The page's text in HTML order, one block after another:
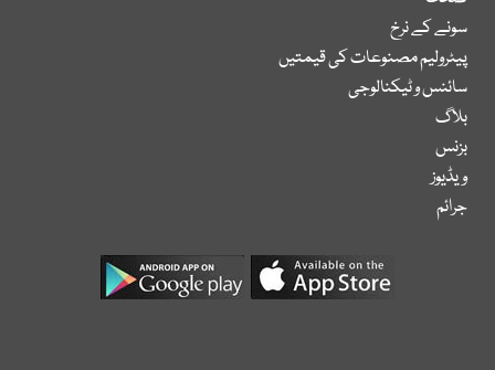
سونے کے نرخ
پیٹرولیم مصنوعات کی قیمتیں
سائنس و ٹیکنالوجی
بلاگ
بزنس
ویڈیوز
جرائم